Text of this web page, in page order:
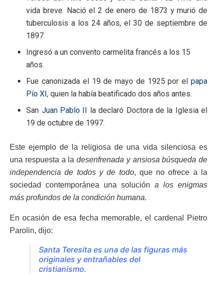
vida breve. Nació el 2 de enero de 1873 y murió de
tuberculosis a los 24 años, el 30 de septiembre de
1897.
Ingresó a un convento carmelita francés a los 15
años.
Fue canonizada el 19 de mayo de 1925 por el papa
Pío XI, quien la había beatificado dos años antes.
San Juan Pablo II la declaró Doctora de la Iglesia el
19 de octubre de 1997.
Este ejemplo de la religiosa de una vida silenciosa es
una respuesta a la desenfrenada y ansiosa búsqueda de
independencia de todos y de todo, que no ofrece a la
sociedad contemporánea una solución a los enigmas
más profundos de la condición humana.
En ocasión de esa fecha memorable, el cardenal Pietro
Parolin, dijo:
Santa Teresita es una de las figuras más
originales y entrañables del
cristianismo.